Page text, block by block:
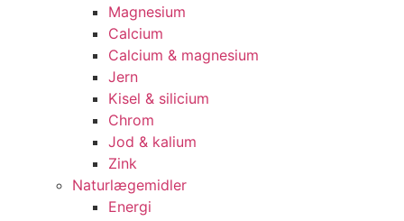
Magnesium
Calcium
Calcium & magnesium
Jern
Kisel & silicium
Chrom
Jod & kalium
Zink
Naturlægemidler
Energi